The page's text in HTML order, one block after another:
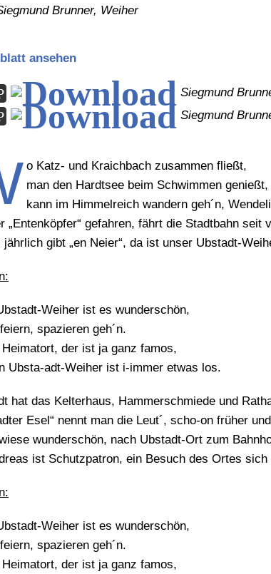
Brunner, Weiher
ansehen
Siegmund
Siegmund
o Katz- und Kraichbach zusammen fließt,
man den Hardtsee beim Schwimmen genießt,
kann im Himmelreich wandern geh´n,
„Entenköpfer“ gefahren, fährt die Stadtbahn seit
jährlich gibt „en Neier“, da ist unser Ubstadt-
Weiher ist es wunderschön,
spazieren geh´n.
der ist ja ganz famos,
Ubsta-adt-Weiher ist i-immer etwas los.
hat das Kelterhaus, Hammerschmiede und
Esel“ nennt man die Leut´, scho-on früher
wunderschön, nach Ubstadt-Ort zum
ist Schutzpatron, ein Besuch des Ortes sich
Weiher ist es wunderschön,
spazieren geh´n.
der ist ja ganz famos,